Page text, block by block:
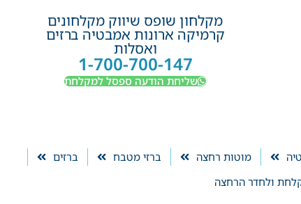
מקלחון שופס שיווק מקלחונים
קרמיקה ארונות אמבטיה ברזים
ואסלות
1-700-700-147
שליחת הודעה ספסל למקלחת
מוטות רחצה ברזי מטבח
ברזים
ולחדר הרחצה